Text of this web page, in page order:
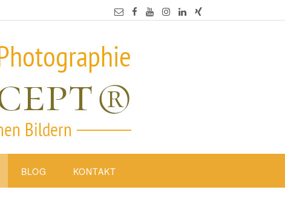
BLOG KONTAKT